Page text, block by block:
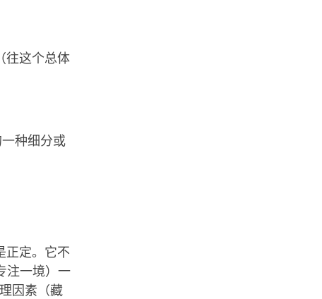
往这个总体
种细分或
正定。它不
注一境）一
因素（藏